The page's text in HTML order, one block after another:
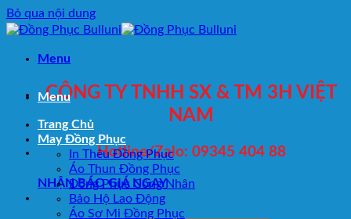
Bỏ qua nội dung
Menu
CÔNG TY TNHH SX & TM 3H VIỆT
NAM
Hotline/Zalo: 09345 404 88
NHẬN BÁO GIÁ NGAY
Menu
Trang Chủ
May Đồng Phục
In Thêu Đồng Phục
Áo Thun Đồng Phục
Đồng Phục Công Nhân
Bảo Hộ Lao Động
Áo Sơ Mi Đồng Phục